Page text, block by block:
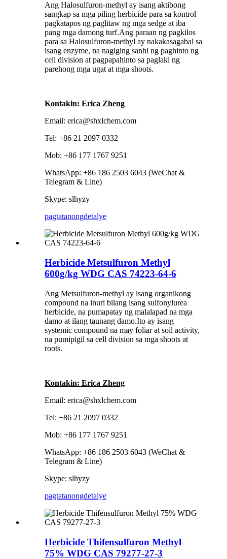
Ang Halosulfuron-methyl ay isang aktibong
sangkap sa mga piling herbicide para sa kontrol
pagkatapos ng paglitaw ng mga sedge at iba
pang mga damong turf.Ang paraan ng pagkilos
para sa Halosulfuron-methyl ay nakakasagabal sa
isang enzyme, na nagiging sanhi ng paghinto ng
cell division at pagpapahinto sa paglaki ng
parehong mga ugat at mga shoots.
Kontakin: Erica Zheng
Email: erica@shxlchem.com
Tel: +86 21 2097 0332
Mob: +86 177 1767 9251
WhatsApp: +86 186 2503 6043 (WeChat &
Telegram & Line)
Skype: slhyzy
pagtatanongdetalye
Herbicide Metsulfuron Methyl
600g/kg WDG CAS 74223-64-6
Ang Metsulfuron-methyl ay isang organikong
compound na inuri bilang isang sulfonylurea
herbicide, na pumapatay ng malalapad na mga
damo at ilang taunang damo.Ito ay isang
systemic compound na may foliar at soil activity,
na pumipigil sa cell division sa mga shoots at
roots.
Kontakin: Erica Zheng
Email: erica@shxlchem.com
Tel: +86 21 2097 0332
Mob: +86 177 1767 9251
WhatsApp: +86 186 2503 6043 (WeChat &
Telegram & Line)
Skype: slhyzy
pagtatanongdetalye
Herbicide Thifensulfuron Methyl
75% WDG CAS 79277-27-3